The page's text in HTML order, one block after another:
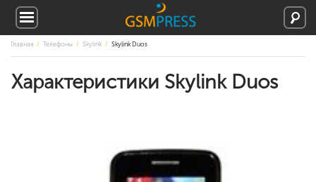
Главная Телефоны Skylink Skylink Duos
Характеристики Skylink Duos